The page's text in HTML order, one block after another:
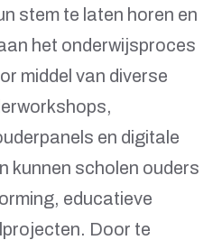
stem te laten horen en
het onderwijsproces
middel van diverse
en digitale
kunnen scholen ouders
educatieve
Door te